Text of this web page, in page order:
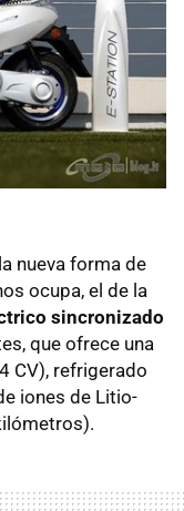
nueva forma de
ocupa, el de la
sincronizado
que ofrece una
CV), refrigerado
iones de Litio-